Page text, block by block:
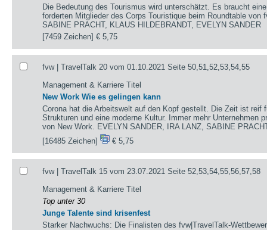
Die Bedeutung des Tourismus wird unterschätzt. Es braucht
forderten Mitglieder des Corps Touristique beim Roundtable von
SABINE PRACHT, KLAUS HILDEBRANDT, EVELYN SANDER
[7459 Zeichen]€ 5,75
fvw | TravelTalk 20 vom 01.10.2021 Seite 50,51,52,53,54,55
Management & Karriere Titel
New Work Wie es gelingen kann
Corona hat die Arbeitswelt auf den Kopf gestellt. Die Zeit ist reif
Strukturen und eine moderne Kultur. Immer mehr Unternehmen
von New Work. EVELYN SANDER, IRA LANZ, SABINE
[16485 Zeichen]
€ 5,75
fvw | TravelTalk 15 vom 23.07.2021 Seite 52,53,54,55,56,57,58
Management & Karriere Titel
Top unter 30
Junge Talente sind krisenfest
Starker Nachwuchs: Die Finalisten des fvw|TravelTalk-